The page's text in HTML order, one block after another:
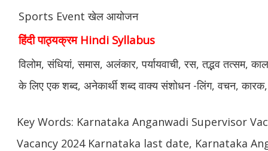
Sports Event खेल आयोजन
हिंदी पाठ्यक्रम Hindi Syllabus
विलोम, संधियां, समास, अलंकार, पर्यायवाची, रस, तद्भव तत्सम, काल,
के लिए एक शब्द, अनेकार्थी शब्द वाक्य संशोधन -लिंग, वचन,
Key Words: Karnataka Anganwadi Supervisor
Vacancy 2024 Karnataka last date, Karnataka